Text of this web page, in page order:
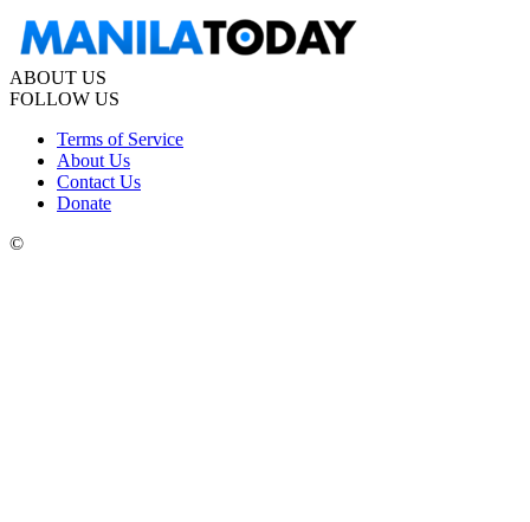
ABOUT US
FOLLOW US
Terms of Service
About Us
Contact Us
Donate
©